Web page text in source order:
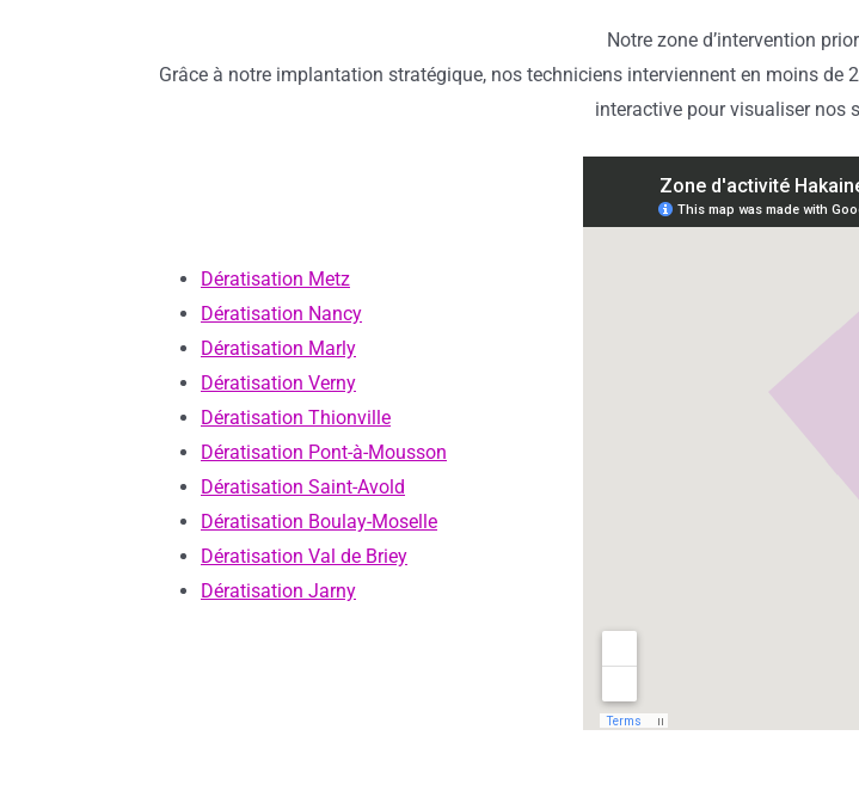
Notre zone d’intervention
Grâce à notre implantation stratégique, nos techniciens interviennent en moins
interactive pour visualiser nos
Dératisation Metz
Dératisation Nancy
Dératisation Marly
Dératisation Verny
Dératisation Thionville
Dératisation Pont-à-Mousson
Dératisation Saint-Avold
Dératisation Boulay-Moselle
Dératisation Val de Briey
Dératisation Jarny